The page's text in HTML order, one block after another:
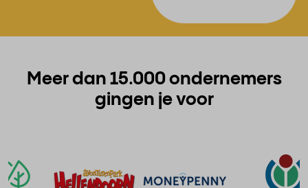
Meer dan 15.000 ondernemers
gingen je voor